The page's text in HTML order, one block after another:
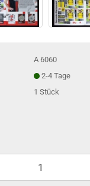
A 6060
2-4 Tage
1Stück